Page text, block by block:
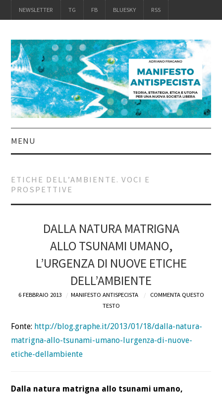
NEWSLETTER TG FB BLUESKY RSS
MENU
IL LIBRO
DEFINIZIONI
BLOG
ETICHE DELL’AMBIENTE. VOCI E
PROSPETTIVE
DALLA NATURA MATRIGNA
ALLO TSUNAMI UMANO,
L’URGENZA DI NUOVE ETICHE
DELL’AMBIENTE
6 FEBBRAIO 2013 MANIFESTO ANTISPECISTA
COMMENTA QUESTO
TESTO
Fonte: http://blog.graphe.it/2013/01/18/dalla-natura-
matrigna-allo-tsunami-umano-lurgenza-di-nuove-
etiche-dellambiente
Dalla natura matrigna allo tsunami umano,